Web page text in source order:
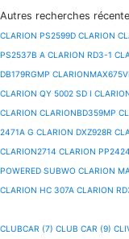
Autres recherches
CLARION PS2599D CLARION
PS2537B A CLARION RD3-1
DB179RGMP
CLARION QY 5002 SD I
CLARION CLARIONBD359MP
2471A G CLARION DXZ928R
CLARION2714 CLARION
POWERED SUBWO CLARION
CLARION HC 307A CLARION
CLUBCAR (7) CLUB CAR (9)